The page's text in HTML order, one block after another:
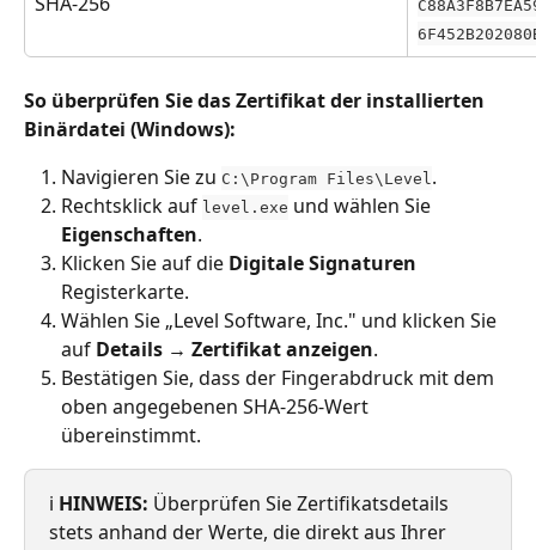
So überprüfen Sie das Zertifikat der installierten
Binärdatei (Windows):
Navigieren Sie zu C:\Program Files\Level .
Rechtsklick auf level.exe und wählen Sie
Eigenschaften.
Klicken Sie auf die Digitale Signaturen
Registerkarte.
Wählen Sie „Level Software, Inc." und klicken Sie
auf Details → Zertifikat anzeigen.
Bestätigen Sie, dass der Fingerabdruck mit dem
oben angegebenen SHA-256-Wert
übereinstimmt.
ℹ️ HINWEIS: Überprüfen Sie Zertifikatsdetails
stets anhand der Werte, die direkt aus Ihrer